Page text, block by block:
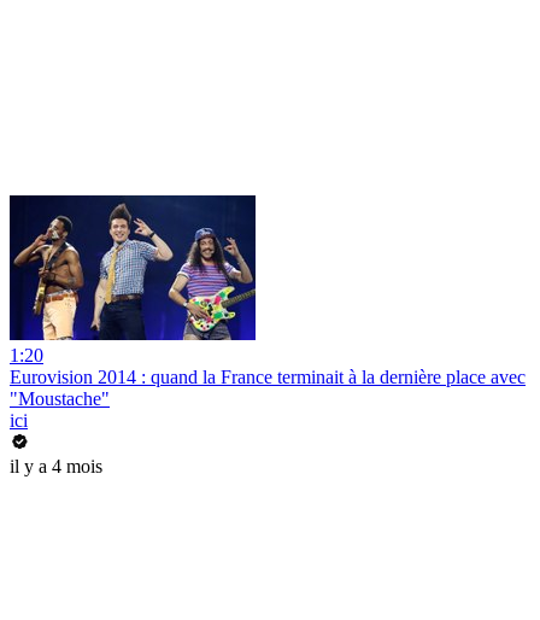
1:20
Eurovision 2014 : quand la France terminait à la dernière place avec
"Moustache"
ici
il y a 4 mois